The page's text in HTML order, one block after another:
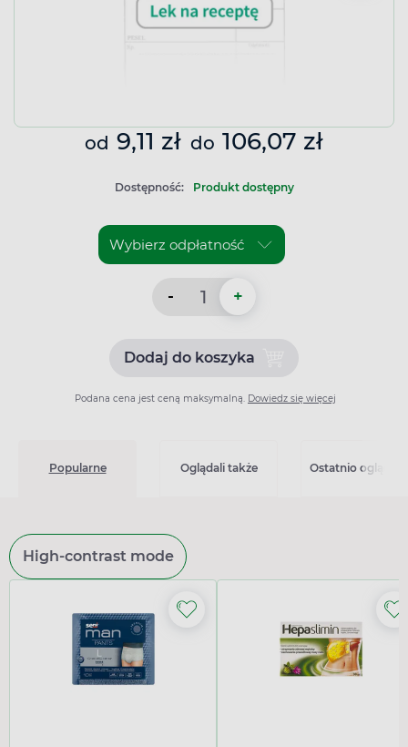
od 9,11 zł do 106,07 zł
Dostępność: Produkt dostępny
- +
Dodaj do koszykaDodaj do koszyka
Podana cena jest ceną maksymalną. Dowiedz się więcej
Popularne Oglądali także Ostatnio
High-contrast mode